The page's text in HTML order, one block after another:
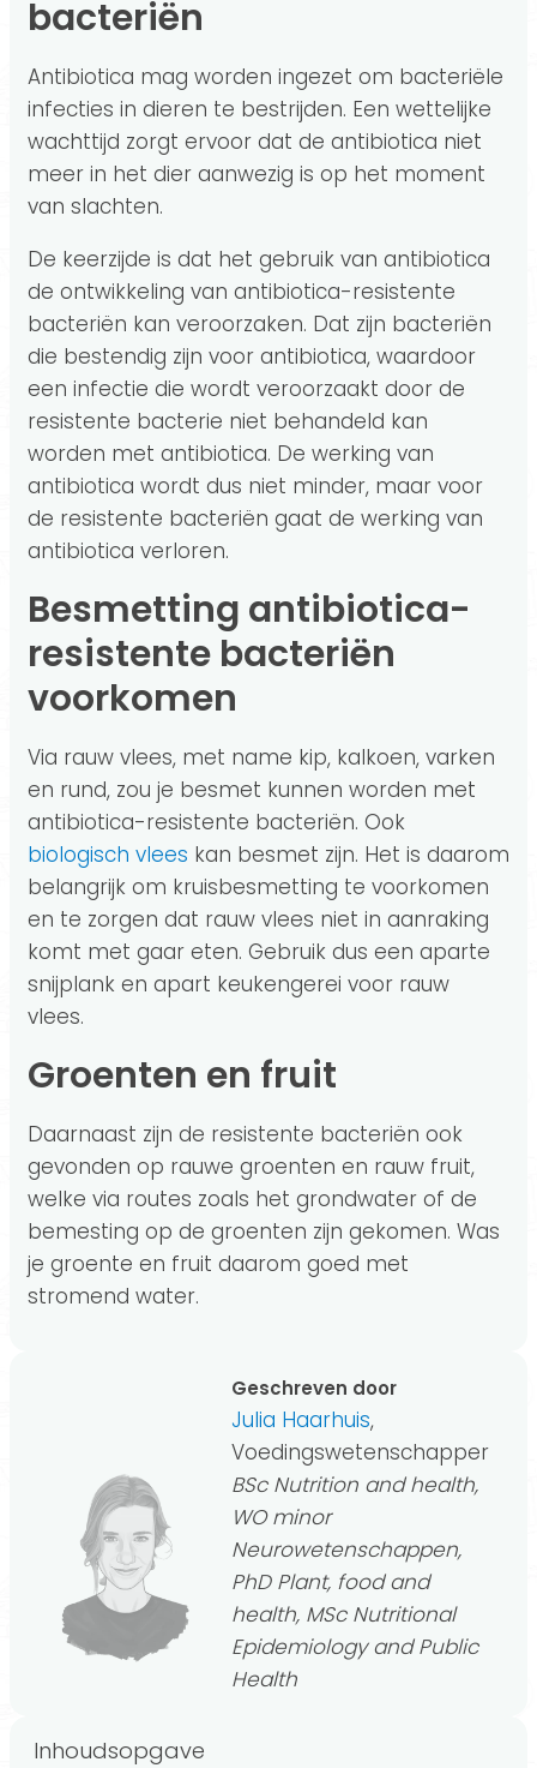
bacteriën
Antibiotica mag worden ingezet om bacteriële
infecties in dieren te bestrijden. Een wettelijke
wachttijd zorgt ervoor dat de antibiotica niet
meer in het dier aanwezig is op het moment
van slachten.
De keerzijde is dat het gebruik van antibiotica
de ontwikkeling van antibiotica-resistente
bacteriën kan veroorzaken. Dat zijn bacteriën
die bestendig zijn voor antibiotica, waardoor
een infectie die wordt veroorzaakt door de
resistente bacterie niet behandeld kan
worden met antibiotica. De werking van
antibiotica wordt dus niet minder, maar voor
de resistente bacteriën gaat de werking van
antibiotica verloren.
Besmetting antibiotica-
resistente bacteriën
voorkomen
Via rauw vlees, met name kip, kalkoen, varken
en rund, zou je besmet kunnen worden met
antibiotica-resistente bacteriën. Ook
biologisch vlees kan besmet zijn. Het is daarom
belangrijk om kruisbesmetting te voorkomen
en te zorgen dat rauw vlees niet in aanraking
komt met gaar eten. Gebruik dus een aparte
snijplank en apart keukengerei voor rauw
vlees.
Groenten en fruit
Daarnaast zijn de resistente bacteriën ook
gevonden op rauwe groenten en rauw fruit,
welke via routes zoals het grondwater of de
bemesting op de groenten zijn gekomen. Was
je groente en fruit daarom goed met
stromend water.
Geschreven door
Julia Haarhuis,
Voedingswetenschapper
BSc Nutrition and health,
WO minor
Neurowetenschappen,
PhD Plant, food and
health, MSc Nutritional
Epidemiology and Public
Health
Inhoudsopgave